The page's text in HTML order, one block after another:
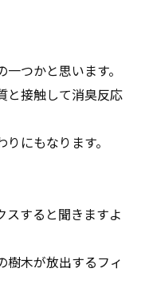
つかと思います。
と接触して消臭反応
にもなります。
スすると聞きますよ
樹木が放出するフィ